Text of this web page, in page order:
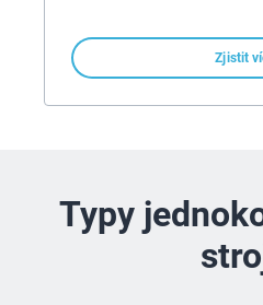
Zjistit
Typy